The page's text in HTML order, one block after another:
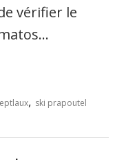
vérifier le
, ski prapoutel